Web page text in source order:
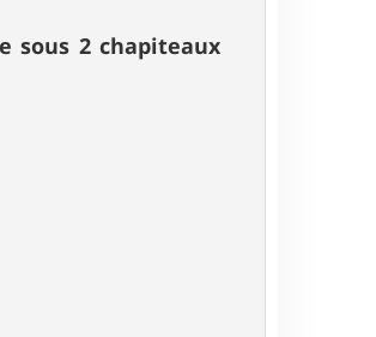
sous 2 chapiteaux